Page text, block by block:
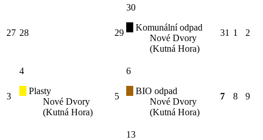
27 28 29
30
Komunální odpad
Nové Dvory
(Kutná Hora)
31 1 2
3
4
Plasty
Nové Dvory
(Kutná Hora)
5
6
BIO odpad
Nové Dvory
(Kutná Hora)
7 8 9
13